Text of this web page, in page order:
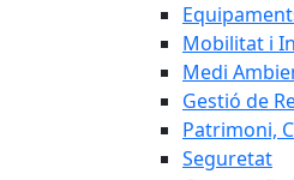
Mobilitat i
Medi
Gestió de
Patrimoni,
Seguretat